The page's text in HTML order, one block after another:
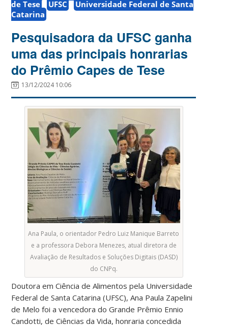
de Tese UFSC
Universidade Federal de Santa
Catarina
Pesquisadora da UFSC ganha
uma das principais honrarias
do Prêmio Capes de Tese
13/12/2024 10:06
Ana Paula, o orientador Pedro Luiz Manique Barreto
e a professora Debora Menezes, atual diretora de
Avaliação de Resultados e Soluções Digitais (DASD)
do CNPq.
Doutora em Ciência de Alimentos pela Universidade
Federal de Santa Catarina (UFSC), Ana Paula Zapelini
de Melo foi a vencedora do Grande Prêmio Ennio
Candotti, de Ciências da Vida, honraria concedida